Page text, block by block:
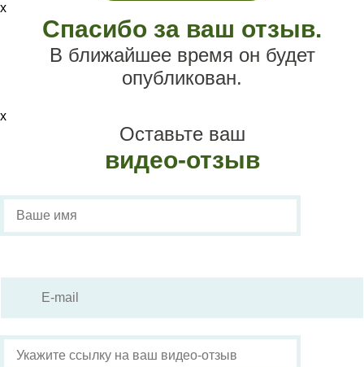
х
Спасибо за ваш отзыв.
В ближайшее время он будет
опубликован.
х
Оставьте ваш
видео-отзыв